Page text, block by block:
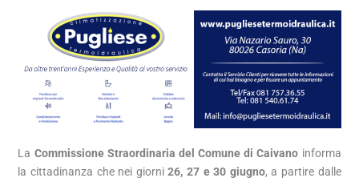
La Commissione Straordinaria del Comune di Caivano informa
la cittadinanza che nei giorni26, 27 e 30 giugno, a partire dalle